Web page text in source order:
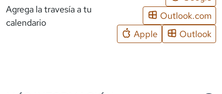
Agrega la travesía a tu
calendario
Outlook.com
Apple
Outlook